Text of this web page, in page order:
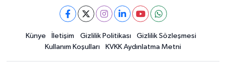
Künye İletişim Gizlilik Politikası
Gizlilik Sözleşmesi
Kullanım Koşulları
KVKK Aydınlatma Metni